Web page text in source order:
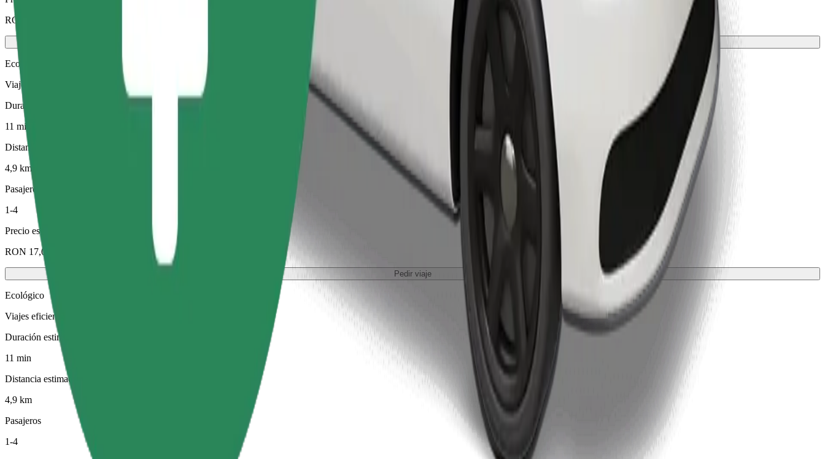
RON 27,30
Economy
Viajes asequibles en coches estándar
Duración estimada del viaje
11 min
Distancia estimada
4,9 km
Pasajeros
1-4
Precio estimado
RON 17,00
Pedir viaje
Ecológico
Viajes eficientes en vehículos híbridos y eléctricos
Duración estimada del viaje
11 min
Distancia estimada
4,9 km
Pasajeros
1-4